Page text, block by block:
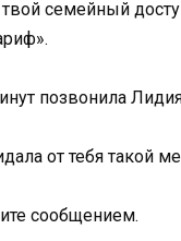
твой семейный
позвонила
от тебя такой
сообщением.